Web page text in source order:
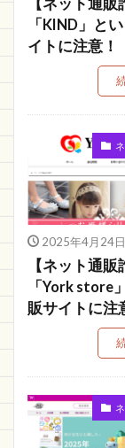
anny
ストール専
活ノート
bimi shop
MUBお
ハウス
EST
LIFE ON
moshir
ベストディ
偽通販サイト
【ネット通販
「KIND」と
イトに注意！
2025年4月24日
【ネット通販
「York store
販サイトに注